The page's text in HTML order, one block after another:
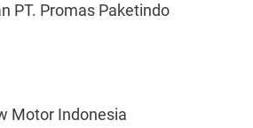
PT. Promas Paketindo
Motor Indonesia